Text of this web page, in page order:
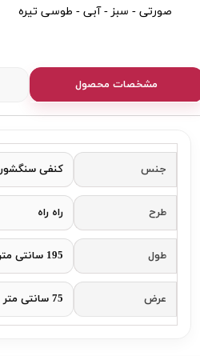
صورتی - سبز - آبی - طوسی تیره
مشخصات محصول
جنس کنفی سنگشور
طرح راه راه
طول 195 سانتی متر
عرض 75 سانتی متر